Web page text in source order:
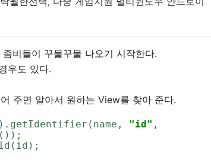
비들이 꾸물꾸물 나오기 시작한다.
우도 있다.
주면 알아서 원하는 View를 찾아 준다.
"id" ,